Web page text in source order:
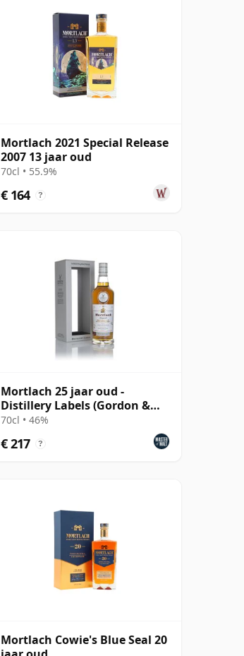
Mortlach 2021 Special Release
2007 13 jaar oud
70cl • 55.9%
€ 164 ?
Mortlach 25 jaar oud -
Distillery Labels (Gordon &
MacPhail)
70cl • 46%
€ 217 ?
Mortlach Cowie's Blue Seal 20